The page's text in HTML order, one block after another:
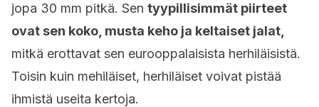
jopa 30 mm pitkä. Sen tyypillisimmät piirteet
ovat sen koko, musta keho ja keltaiset jalat,
mitkä erottavat sen eurooppalaisista herhiläisistä.
Toisin kuin mehiläiset, herhiläiset voivat pistää
ihmistä useita kertoja.